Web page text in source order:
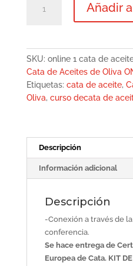
de
Aceites
de
Oliva.
13
19
envío
Añadir
SKU: online 1 cata de
Cata de Aceites de Oliva
Etiquetas: cata de aceite,
Oliva, curso decata de
Descripción
Información adicional
Descripción
-Conexión a través de
conferencia.
Se hace entrega de
Europea de Cata. KIT